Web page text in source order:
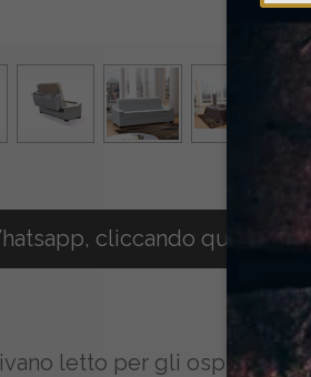
cliccando qui, per
letto per gli ospiti ma